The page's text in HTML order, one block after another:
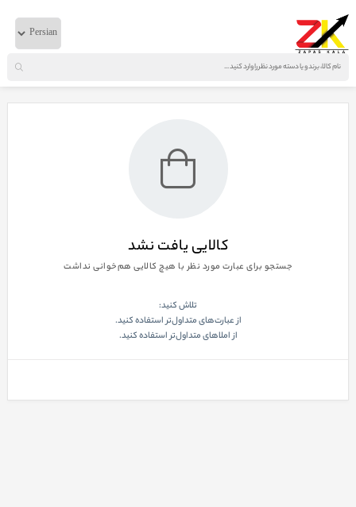
خانه لوازم بدنه ایویکو آینه كامل اصلی با پايه چپ غيربرقی نمایش صفحه1از
کالایی یافت نشد
جستجو برای عبارت مورد نظر با هیچ کالایی هم‌خوانی نداشت
تلاش کنید:
از عبارت‌های متداول‌تر استفاده کنید.
از املاهای متداول‌تر استفاده کنید.